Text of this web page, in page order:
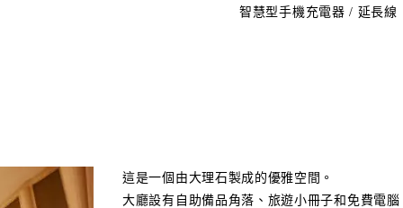
智慧型手機充電器 / 延長線
這是一個由大理石製成的優雅空間。
大廳設有自助備品角落、旅遊小冊子和免費電腦